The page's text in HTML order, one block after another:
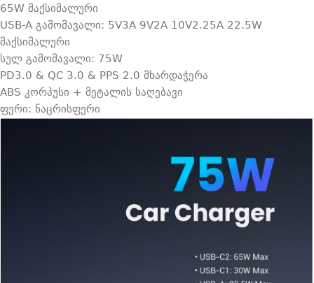
65W მაქსიმალური
USB-A გამომავალი: 5V3A 9V2A 10V2.25A 22.5W
მაქსიმალური
სულ გამომავალი: 75W
PD3.0 & QC 3.0 & PPS 2.0 მხარდაჭერა
ABS კორპუსი + მეტალის საღებავი
ფერი: ნაცრისფერი